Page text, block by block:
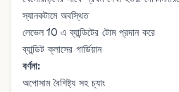
স্যানকটামে অবস্থিত
লেভেল 10 এব্যান্ডিটের টোমপ্রদান করে
ব্যান্ডিট ক্লাসের গার্ডিয়ান
বর্ণনা:
অপোসাম বৈশিষ্ট্য সহ চ্যাং